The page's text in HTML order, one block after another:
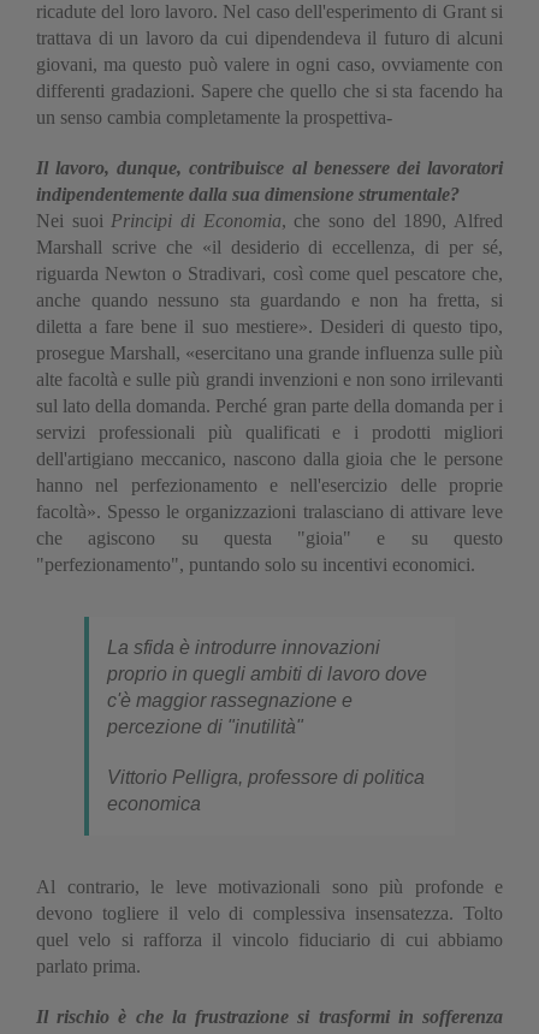
ricadute del loro lavoro. Nel caso dell'esperimento di Grant si
trattava di un lavoro da cui dipendendeva il futuro di alcuni
giovani, ma questo può valere in ogni caso, ovviamente con
differenti gradazioni. Sapere che quello che si sta facendo ha
un senso cambia completamente la prospettiva-
Il lavoro, dunque, contribuisce al benessere dei lavoratori
indipendentemente dalla sua dimensione strumentale?
Nei suoi Principi di Economia, che sono del 1890, Alfred
Marshall scrive che «il desiderio di eccellenza, di per sé,
riguarda Newton o Stradivari, così come quel pescatore che,
anche quando nessuno sta guardando e non ha fretta, si
diletta a fare bene il suo mestiere». Desideri di questo tipo,
prosegue Marshall, «esercitano una grande influenza sulle più
alte facoltà e sulle più grandi invenzioni e non sono irrilevanti
sul lato della domanda. Perché gran parte della domanda per i
servizi professionali più qualificati e i prodotti migliori
dell'artigiano meccanico, nascono dalla gioia che le persone
hanno nel perfezionamento e nell'esercizio delle proprie
facoltà». Spesso le organizzazioni tralasciano di attivare leve
che agiscono su questa "gioia" e su questo
"perfezionamento", puntando solo su incentivi economici.
La sfida è introdurre innovazioni
proprio in quegli ambiti di lavoro dove
c'è maggior rassegnazione e
percezione di "inutilità"
Vittorio Pelligra, professore di politica
economica
Al contrario, le leve motivazionali sono più profonde e
devono togliere il velo di complessiva insensatezza. Tolto
quel velo si rafforza il vincolo fiduciario di cui abbiamo
parlato prima.
Il rischio è che la frustrazione si trasformi in sofferenza